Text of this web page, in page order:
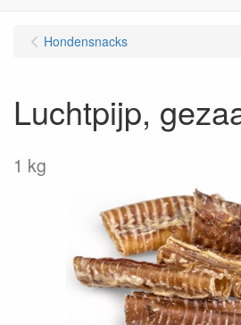
Hondensnacks
Luchtpijp,
1 kg